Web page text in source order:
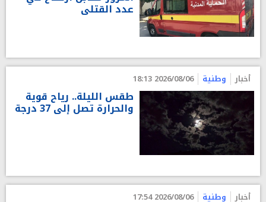
عدد القتلى
أخبار وطنية 2026/08/06 18:13
طقس الليلة.. رياح قوية
والحرارة تصل إلى 37 درجة
أخبار وطنية 2026/08/06 17:54